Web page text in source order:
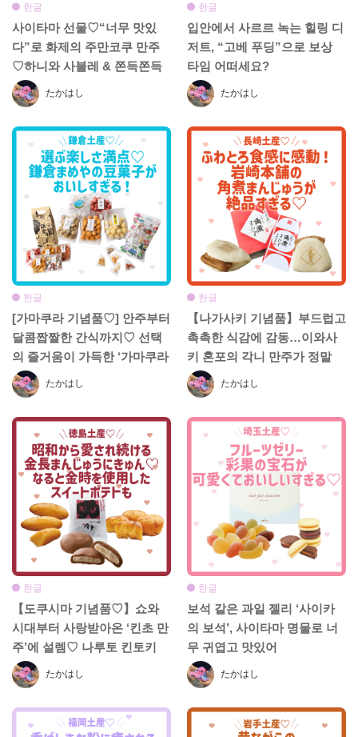
たかはし
한글
사이타마 선물♡“너무 맛있
다”로 화제의 주만코쿠 만주
♡하니와 사블레 & 쫀득쫀득
쿠션까지 등장!?
たかはし
한글
입안에서 사르르 녹는 힐링 디
저트, “고베 푸딩”으로 보상
타임 어떠세요?
たかはし
한글
[가마쿠라 기념품♡] 안주부터
달콤짭짤한 간식까지♡ 선택
의 즐거움이 가득한 ‘가마쿠라
마메야’의 맛있는 콩 과자
たかはし
한글
【나가사키 기념품】부드럽고
촉촉한 식감에 감동…이와사
키 혼포의 각니 만주가 정말
맛있어요!
たかはし
한글
【도쿠시마 기념품♡】쇼와
시대부터 사랑받아온 ‘킨초 만
주’에 설렘♡ 나루토 킨토키
고구마 스위트 포테이토도 함
께
たかはし
한글
보석 같은 과일 젤리 ‘사이카
의 보석’, 사이타마 명물로 너
무 귀엽고 맛있어